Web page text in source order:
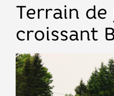
Terrain de
croissant